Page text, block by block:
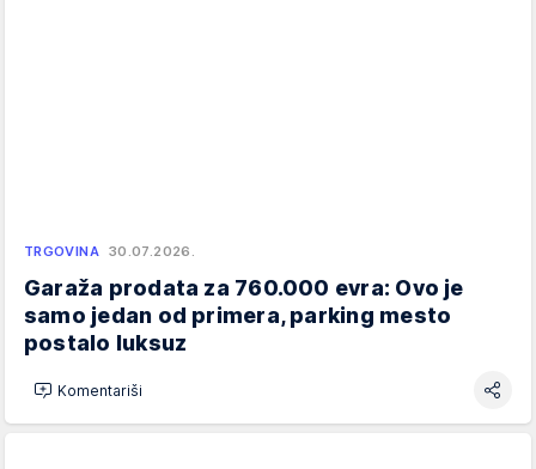
TRGOVINA 30.07.2026.
Garaža prodata za 760.000 evra: Ovo je
samo jedan od primera, parking mesto
postalo luksuz
Komentariši